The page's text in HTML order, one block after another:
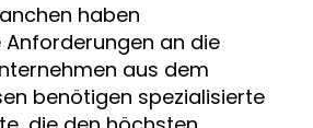
haben
an die
aus dem
benötigen spezialisierte